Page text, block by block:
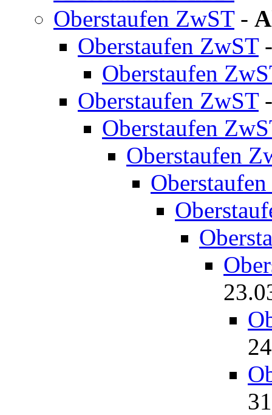
Oberstaufen ZwST-
Oberstaufen ZwST
Oberstaufen
Oberstaufen ZwST
Oberstaufen
Oberstaufen